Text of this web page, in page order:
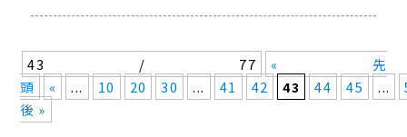
43 / 77
« 先
頭
« ... 10 20 30 ... 41 42 43 44 45 ...
後 »